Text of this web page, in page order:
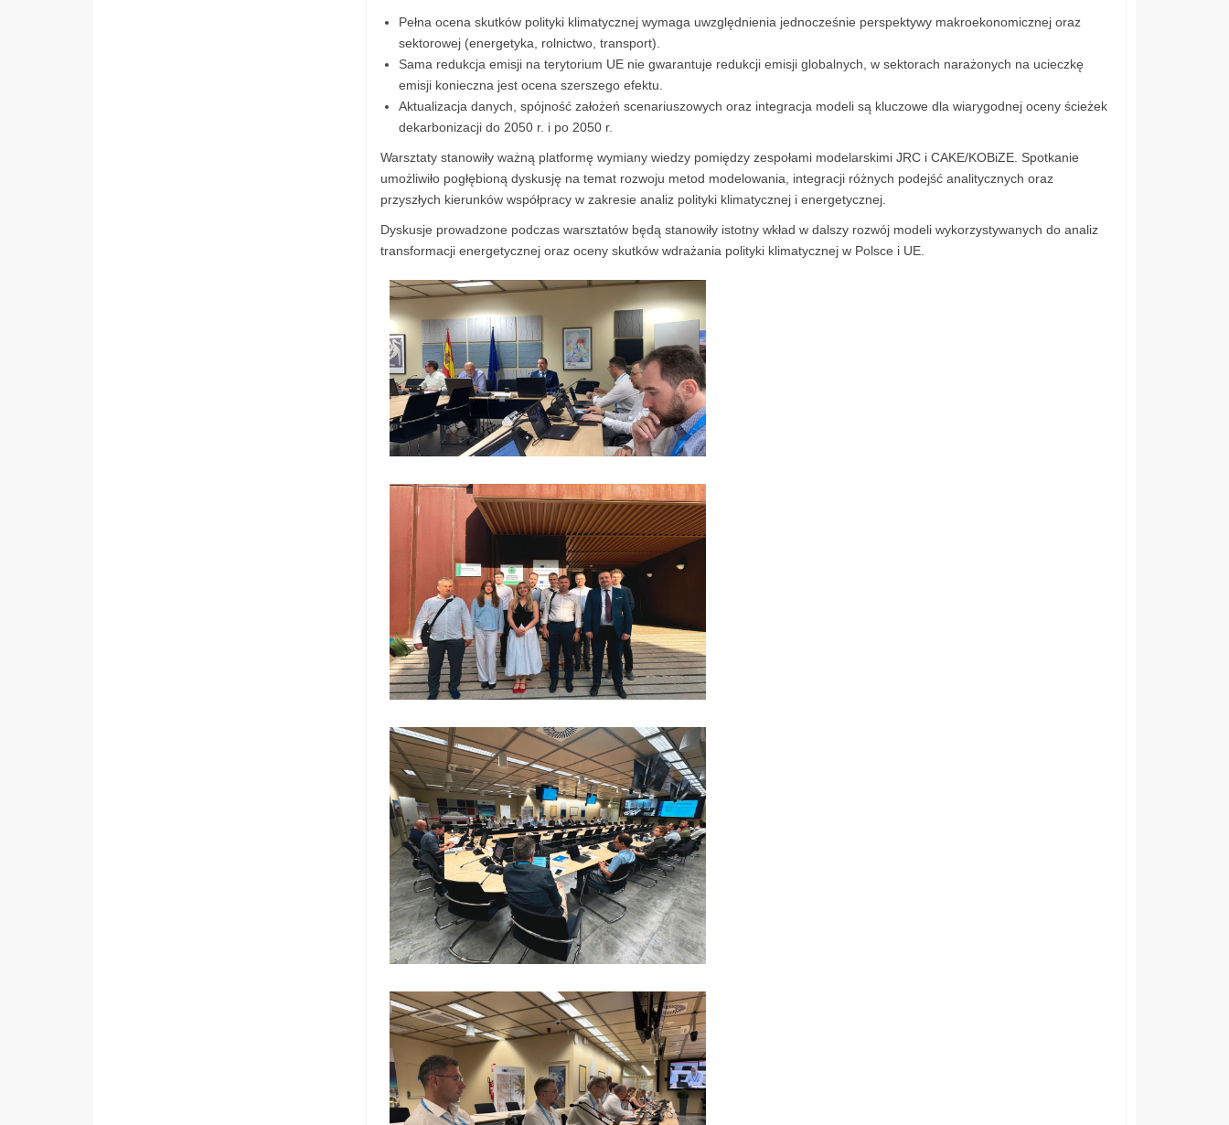
Pełna ocena skutków polityki klimatycznej wymaga uwzględnienia jednocześnie perspektywy makroekonomicznej oraz
sektorowej (energetyka, rolnictwo, transport).
Sama redukcja emisji na terytorium UE nie gwarantuje redukcji emisji globalnych, w sektorach narażonych na ucieczkę
emisji konieczna jest ocena szerszego efektu.
Aktualizacja danych, spójność założeń scenariuszowych oraz integracja modeli są kluczowe dla wiarygodnej oceny ścieżek
dekarbonizacji do 2050 r. i po 2050 r.
Warsztaty stanowiły ważną platformę wymiany wiedzy pomiędzy zespołami modelarskimi JRC i CAKE/KOBiZE. Spotkanie
umożliwiło pogłębioną dyskusję na temat rozwoju metod modelowania, integracji różnych podejść analitycznych oraz
przyszłych kierunków współpracy w zakresie analiz polityki klimatycznej i energetycznej.
Dyskusje prowadzone podczas warsztatów będą stanowiły istotny wkład w dalszy rozwój modeli wykorzystywanych do analiz
transformacji energetycznej oraz oceny skutków wdrażania polityki klimatycznej w Polsce i UE.